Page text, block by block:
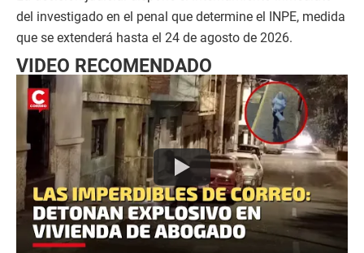
del investigado en el penal que determine el INPE, medida
que se extenderá hasta el 24 de agosto de 2026.
VIDEO RECOMENDADO